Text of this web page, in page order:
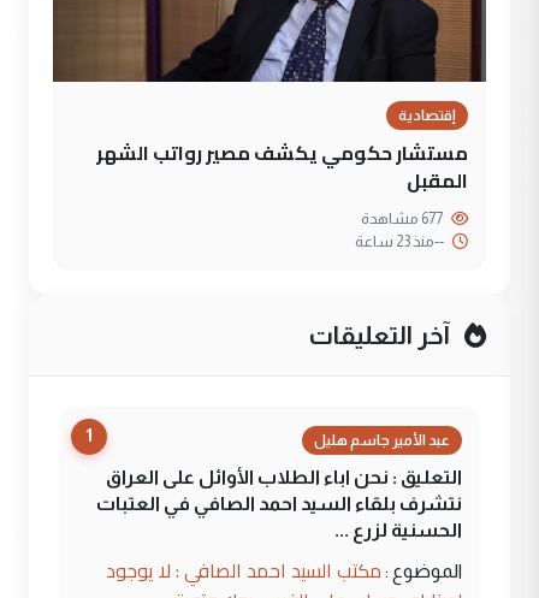
إقتصادية
مستشار حكومي يكشف مصير رواتب الشهر
المقبل
--منذ 23 ساعة
آخر التعليقات
1 عبد الأمير جاسم هليل
التعليق : نحن اباء الطلاب الأوائل على العراق
نتشرف بلقاء السيد احمد الصافي في العتبات
الحسنية لزرع ...
الموضوع : مكتب السيد احمد الصافي : لا يوجود